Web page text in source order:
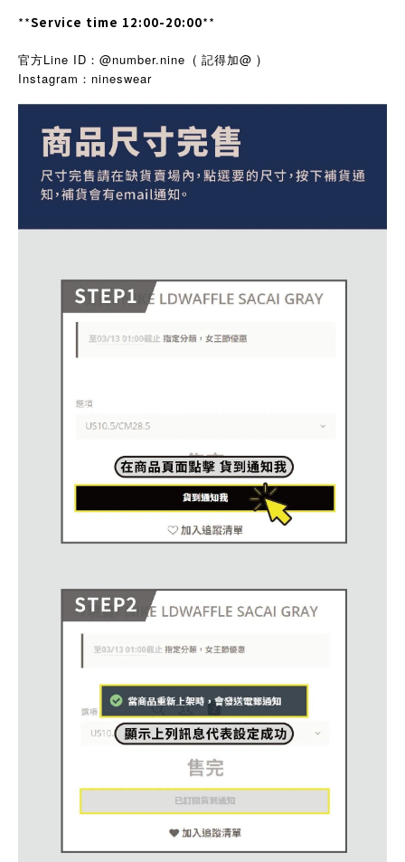
**Service time 12:00-20:00**
官方Line ID：@number.nine ( 記得加@ )
Instagram ： nineswear